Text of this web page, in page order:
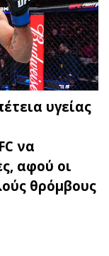
υγείας
να
αφού οι
θρόμβους